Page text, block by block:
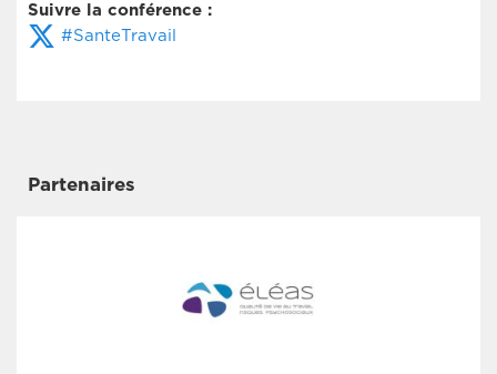
Suivre la conférence :
#SanteTravail
Partenaires